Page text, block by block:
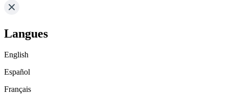
Langues
English
Español
Français